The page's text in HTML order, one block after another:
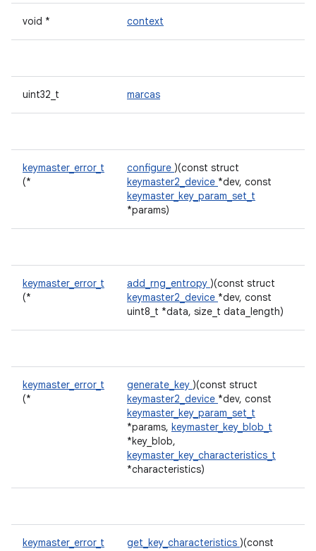
void * context
uint32_t marcas
keymaster_error_t
(*
configure )(const struct
keymaster2_device *dev, const
keymaster_key_param_set_t
*params)
keymaster_error_t
(*
add_rng_entropy )(const struct
keymaster2_device *dev, const
uint8_t *data, size_t data_length)
keymaster_error_t
(*
generate_key )(const struct
keymaster2_device *dev, const
keymaster_key_param_set_t
*params, keymaster_key_blob_t
*key_blob,
keymaster_key_characteristics_t
*characteristics)
keymaster_error_t
get_key_characteristics )(const